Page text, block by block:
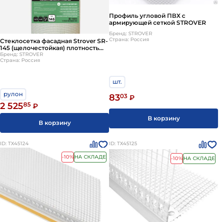
оптимальную длину и произвести расчет количества
необходимых крепежных элементов на квадратный
Стеклосетка фасадная Strover SR-
145 (щелочестойкая) плотность
145г/м2 яч 4х4 1800H
Бренд: STROVER
Страна: Россия
рулон
2 52585 ₽
В корзину
Профиль угловой ПВХ с
армирующей сеткой STROVER
Бренд: STROVER
Страна: Россия
шт.
8303 ₽
В корзину
ID: ТХ45124
-10% НА СКЛАДЕ
ID: ТХ45125
-10% НА СКЛАДЕ